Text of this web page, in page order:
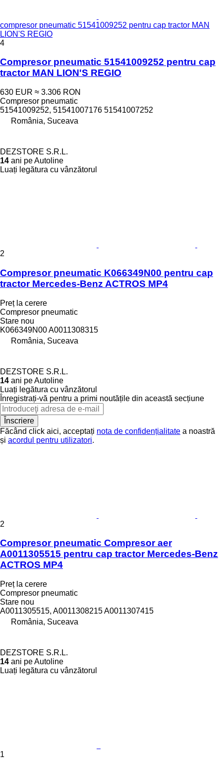
compresor pneumatic 51541009252 pentru cap tractor MAN
LION'S REGIO
4
Compresor pneumatic 51541009252 pentru cap
tractor MAN LION'S REGIO
630 EUR ≈ 3.306 RON
Compresor pneumatic
51541009252, 51541007176 51541007252
România, Suceava
DEZSTORE S.R.L.
14 ani pe Autoline
Luați legătura cu vânzătorul
2
Compresor pneumatic K066349N00 pentru cap
tractor Mercedes-Benz ACTROS MP4
Preț la cerere
Compresor pneumatic
Stare nou
K066349N00 A0011308315
România, Suceava
DEZSTORE S.R.L.
14 ani pe Autoline
Luați legătura cu vânzătorul
Înregistrați-vă pentru a primi noutățile din această secțiune
Înscriere
Făcând click aici, acceptați nota de confidențialitate a noastră
și acordul pentru utilizatori.
2
Compresor pneumatic Compresor aer
A0011305515 pentru cap tractor Mercedes-Benz
ACTROS MP4
Preț la cerere
Compresor pneumatic
Stare nou
A0011305515, A0011308215 A0011307415
România, Suceava
DEZSTORE S.R.L.
14 ani pe Autoline
Luați legătura cu vânzătorul
1